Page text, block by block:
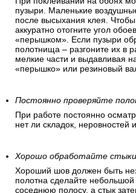
пузыри. Маленькие
после высыхания клея.
аккуратно отогните угол
«перышком». Если пузыри
полотнища – разгоните их в
мелкие части и выдавливая
«перышко» или резиновый
Постоянно проверяйте
При работе постоянно
нет ли складок, неровностей
Хорошо обработайте стыки
Хороший шов должен быть
полотна сделайте
соседнюю полосу, а стык